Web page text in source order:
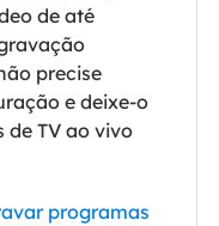
de até
precise
e deixe-o
TV ao vivo
programas